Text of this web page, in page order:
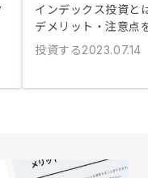
インデックス投資と
デメリット・注意点
投資する2023.07.14